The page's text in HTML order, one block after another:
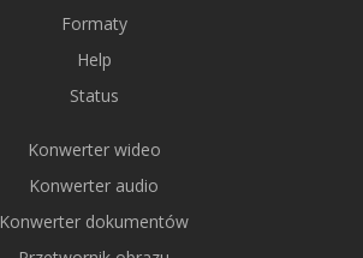
Formaty
Help
Status
Konwerter wideo
Konwerter audio
Konwerter dokumentów